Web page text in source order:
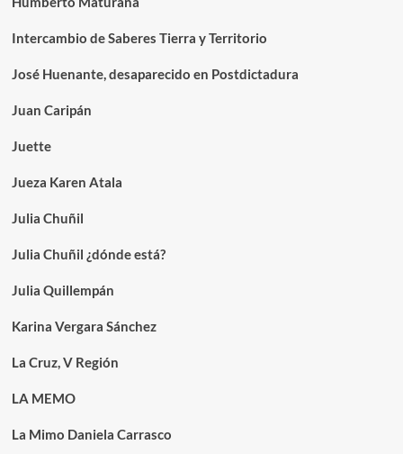
Intercambio de Saberes Tierra y Territorio
José Huenante, desaparecido en Postdictadura
Juan Caripán
Juette
Jueza Karen Atala
Julia Chuñil
Julia Chuñil ¿dónde está?
Julia Quillempán
Karina Vergara Sánchez
La Cruz, V Región
LA MEMO
La Mimo Daniela Carrasco